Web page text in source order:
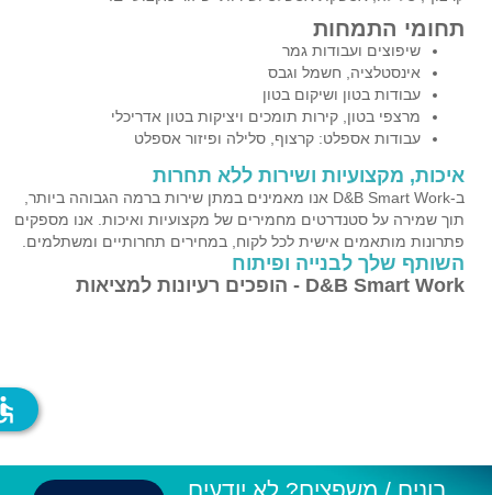
תחומי התמחות
שיפוצים ועבודות גמר
אינסטלציה, חשמל וגבס
עבודות בטון ושיקום בטון
מרצפי בטון, קירות תומכים ויציקות בטון אדריכלי
עבודות אספלט: קרצוף, סלילה ופיזור אספלט
איכות, מקצועיות ושירות ללא תחרות
ב-D&B Smart Work אנו מאמינים במתן שירות ברמה הגבוהה ביותר,
תוך שמירה על סטנדרטים מחמירים של מקצועיות ואיכות. אנו מספקים
פתרונות מותאמים אישית לכל לקוח, במחירים תחרותיים ומשתלמים.
השותף שלך לבנייה ופיתוח
D&B Smart Work - הופכים רעיונות למציאות